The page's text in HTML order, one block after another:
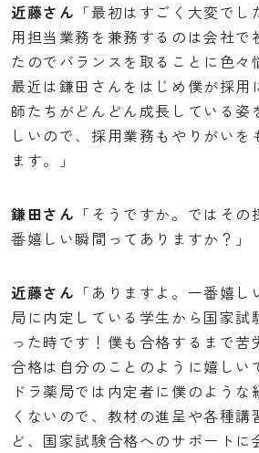
近藤さん 「最初はすごく大変で
用担当業務を兼務するのは会社で
たのでバランスを取ることに色々
最近は鎌田さんをはじめ僕が採用
師たちがどんどん成長している姿
しいので、採用業務もやりがいを
ます。」
鎌田さん 「そうですか。ではそ
番嬉しい瞬間ってありますか？」
近藤さん 「ありますよ。一番嬉
局に内定している学生から国家試
った時です！僕も合格するまで苦
合格は自分のことのように嬉しい
ドラ薬局では内定者に僕のよう
くないので、教材の進呈や各種講
ど、国家試験合格へのサポートに